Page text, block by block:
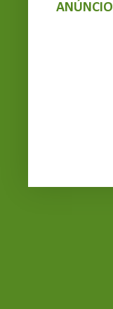
ANÚNCIO